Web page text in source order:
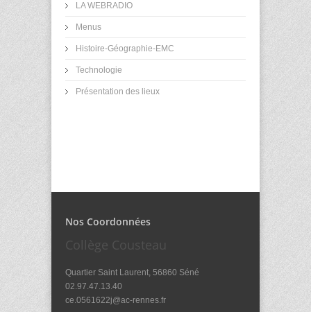
LA WEBRADIO
Menus
Histoire-Géographie-EMC
Technologie
Présentation des lieux
Nos Coordonnées
Collège Cousteau
Quartier Saint Laurent, 56860 Séné
02.97.47.13.40
ce.0561622j@ac-rennes.fr